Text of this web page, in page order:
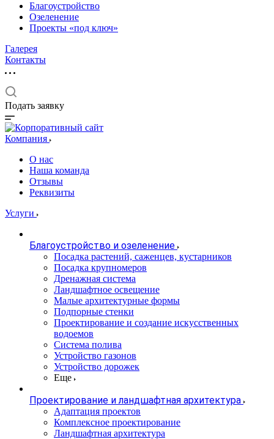
Благоустройство
Озеленение
Проекты «под ключ»
Галерея
Контакты
Подать заявку
Компания
О нас
Наша команда
Отзывы
Реквизиты
Услуги
Благоустройство и озеленение
Посадка растений, саженцев, кустарников
Посадка крупномеров
Дренажная система
Ландшафтное освещение
Малые архитектурные формы
Подпорные стенки
Проектирование и создание искусственных
водоемов
Система полива
Устройство газонов
Устройство дорожек
Еще
Проектирование и ландшафтная архитектура
Адаптация проектов
Комплексное проектирование
Ландшафтная архитектура